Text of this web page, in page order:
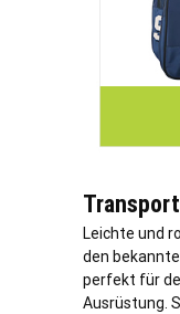
Leichte und
den
perfekt für
Ausrüstung.